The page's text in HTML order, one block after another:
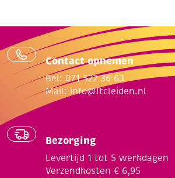
Contact opnemen
Bel: 071 522 36 63
Mail: info@ltcleiden.nl
Bezorging
Levertijd 1 tot 5 werkdagen
Verzendkosten € 6,95